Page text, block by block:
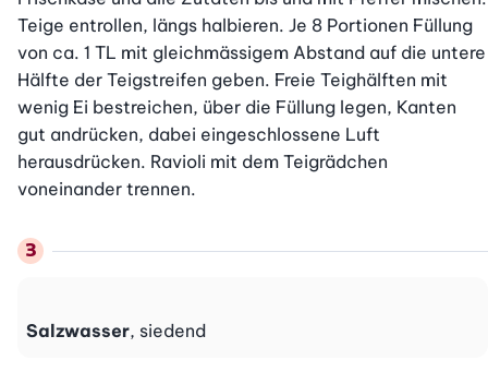
Teige entrollen, längs halbieren. Je 8 Portionen Füllung
von ca. 1 TL mit gleichmässigem Abstand auf die untere
Hälfte der Teigstreifen geben. Freie Teighälften mit
wenig Ei bestreichen, über die Füllung legen, Kanten
gut andrücken, dabei eingeschlossene Luft
herausdrücken. Ravioli mit dem Teigrädchen
voneinander trennen.
Salzwasser, siedend